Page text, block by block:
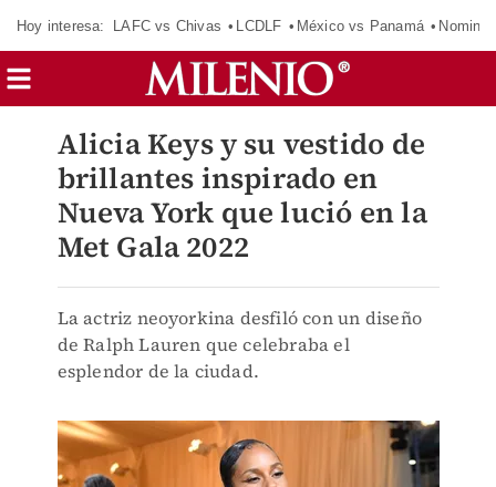
Hoy interesa: LAFC vs Chivas LCDLF México vs Panamá
Alicia Keys y su vestido de
brillantes inspirado en
Nueva York que lució en la
Met Gala 2022
La actriz neoyorkina desfiló con un diseño
de Ralph Lauren que celebraba el
esplendor de la ciudad.